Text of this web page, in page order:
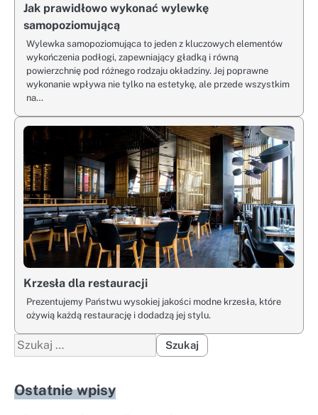
Jak prawidłowo wykonać wylewkę
samopoziomującą
Wylewka samopoziomująca to jeden z kluczowych elementów
wykończenia podłogi, zapewniający gładką i równą
powierzchnię pod różnego rodzaju okładziny. Jej poprawne
wykonanie wpływa nie tylko na estetykę, ale przede wszystkim
na…
Krzesła dla restauracji
Prezentujemy Państwu wysokiej jakości modne krzesła, które
ożywią każdą restaurację i dodadzą jej stylu.
Szukaj:
Ostatnie wpisy